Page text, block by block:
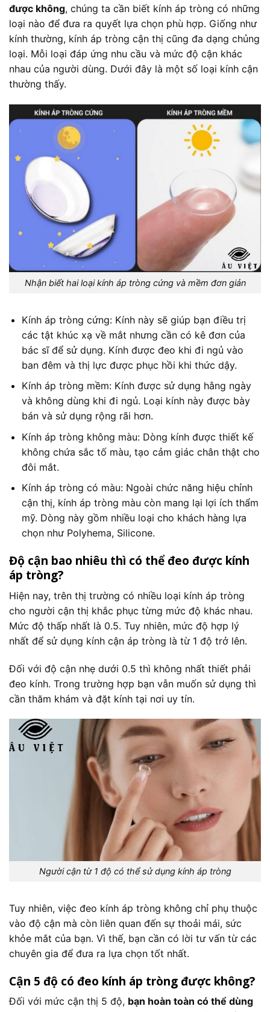
được không, chúng ta cần biết kính áp tròng có những
loại nào để đưa ra quyết lựa chọn phù hợp. Giống như
kính thường, kính áp tròng cận thị cũng đa dạng chủng
loại. Mỗi loại đáp ứng nhu cầu và mức độ cận khác
nhau của người dùng. Dưới đây là một số loại kính cận
thường thấy.
Nhận biết hai loại kính áp tròng cứng và mềm đơn giản
Kính áp tròng cứng: Kính này sẽ giúp bạn điều trị
các tật khúc xạ về mắt nhưng cần có kê đơn của
bác sĩ để sử dụng. Kính được đeo khi đi ngủ vào
ban đêm và thị lực được phục hồi khi thức dậy.
Kính áp tròng mềm: Kính được sử dụng hằng ngày
và không dùng khi đi ngủ. Loại kính này được bày
bán và sử dụng rộng rãi hơn.
Kính áp tròng không màu: Dòng kính được thiết kế
không chứa sắc tố màu, tạo cảm giác chân thật cho
đôi mắt.
Kính áp tròng có màu: Ngoài chức năng hiệu chỉnh
cận thị, kính áp tròng màu còn mang lại lợi ích thẩm
mỹ. Dòng này gồm nhiều loại cho khách hàng lựa
chọn như Polyhema, Silicone.
Độ cận bao nhiêu thì có thể đeo được kính
áp tròng?
Hiện nay, trên thị trường có nhiều loại kính áp tròng
cho người cận thị khắc phục từng mức độ khác nhau.
Mức độ thấp nhất là 0.5. Tuy nhiên, mức độ hợp lý
nhất để sử dụng kính cận áp tròng là từ 1 độ trở lên.
Đối với độ cận nhẹ dưới 0.5 thì không nhất thiết phải
đeo kính. Trong trường hợp bạn vẫn muốn sử dụng thì
cần thăm khám và đặt kính tại nơi uy tín.
Người cận từ 1 độ có thể sử dụng kính áp tròng
Tuy nhiên, việc đeo kính áp tròng không chỉ phụ thuộc
vào độ cận mà còn liên quan đến sự thoải mái, sức
khỏe mắt của bạn. Vì thế, bạn cần có lời tư vấn từ các
chuyên gia để đưa ra lựa chọn tốt nhất.
Cận 5 độ có đeo kính áp tròng được không?
Đối với mức cận thị 5 độ, bạn hoàn toàn có thể dùng